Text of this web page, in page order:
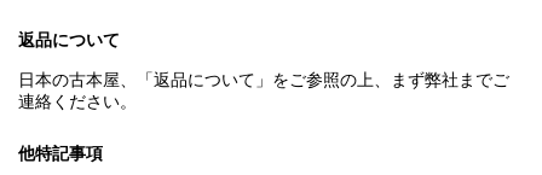
返品について
日本の古本屋、「返品について」をご参照の上、まず弊社までご
連絡ください。
他特記事項